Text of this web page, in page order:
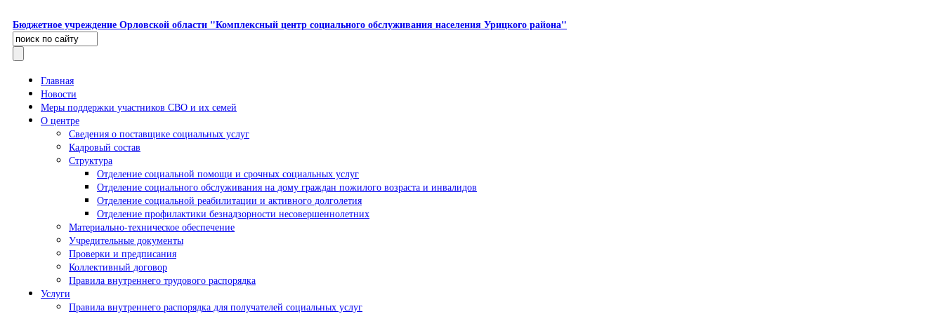
Бюджетное учреждение Орловской области "Комплексный центр социального обслуживания населения Урицкого района"
Форма поиска
Поиск
Главная
Новости
Меры поддержки участников СВО и их семей
О центре
Сведения о поставщике социальных услуг
Кадровый состав
Структура
Отделение социальной помощи и срочных социальных услуг
Отделение социального обслуживания на дому граждан пожилого возраста и инвалидов
Отделение социальной реабилитации и активного долголетия
Отделение профилактики безнадзорности несовершеннолетних
Материально-техническое обеспечение
Учредительные документы
Проверки и предписания
Коллективный договор
Правила внутреннего трудового распорядка
Услуги
Правила внутреннего распорядка для получателей социальных услуг